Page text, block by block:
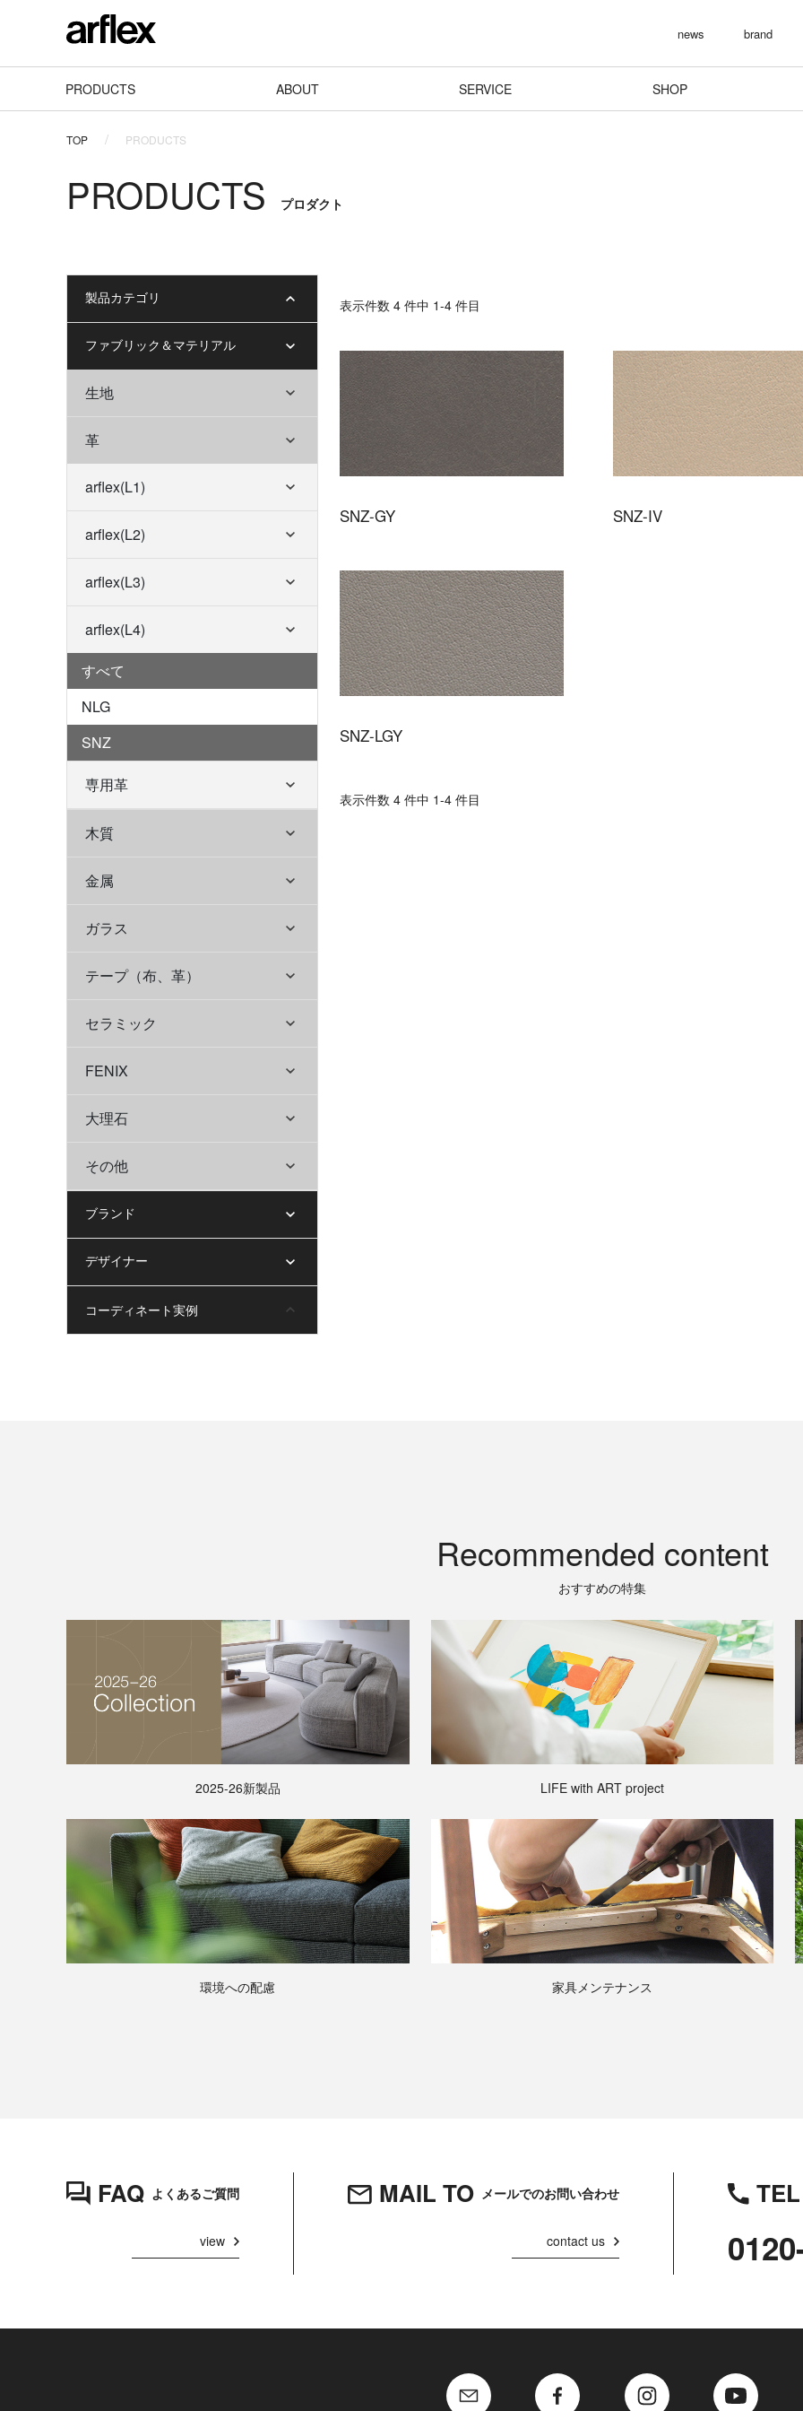
news brand
PRODUCTS ABOUT SERVICE SHOP
TOP PRODUCTS
PRODUCTS プロダクト
製品カテゴリ
ファブリック＆マテリアル
生地
革
arflex(L1)
arflex(L2)
arflex(L3)
arflex(L4)
すべて
NLG
SNZ
専用革
木質
金属
ガラス
テープ（布、革）
セラミック
FENIX
大理石
その他
ブランド
デザイナー
コーディネート実例
表⽰件数 4 件中 1-4 件目
SNZ-GY SNZ-IV
SNZ-LGY
表⽰件数 4 件中 1-4 件目
Recommended content
おすすめの特集
2025-26新製品 LIFE with ART project
環境への配慮 家具メンテナンス
FAQ よくあるご質問
view
MAIL TO メールでのお問い合わせ
contact us
TEL